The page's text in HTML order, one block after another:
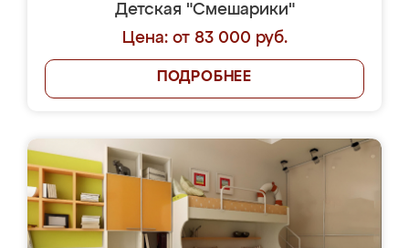
Детская "Смешарики"
Цена: от 83 000 руб.
ПОДРОБНЕЕ